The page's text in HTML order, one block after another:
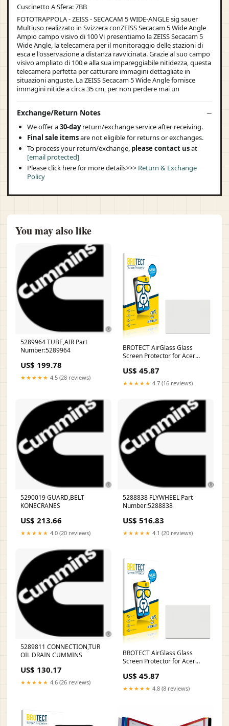
Cuscinetto A Sfera: 7BB
FOTOTRAPPOLA - ZEISS - SECACAM 5 WIDE-ANGLE sig sauer
Multiuso realizzato in Svizzera conZEISS Secacam 5 Wide Angle
Ampio campo visivo di 100 Vi presentiamo la ZEISS Secacam 5
Wide Angle, la telecamera per il monitoraggio delle stazioni di
esca e l'osservazione a distanza ravvicinata. Grazie al suo campo
visivo ampliato di 100 e alla sua impareggiabile nitidezza, questa
telecamera perfetta per catturare immagini dettagliate in
situazioni anguste. La ZEISS Secacam 5 Wide Angle fornisce
immagini nitide a circa 35 cm, per non perdere mai un
Exchange/Return Notes
We offer a30-dayreturn/exchange service after receiving.
Final sale itemsare not eligible for returns or exchanges.
To process your return/exchange, please contact usat
[email protected]
Please click here for more details>>> Return & Exchange
Policy
You may also like
5289964 TUBE,AIR Part
Number:5289964
US$ 199.78
★★★★★ 4.5 (28 reviews)
BROTECT AirGlass Glass
Screen Protector for Acer
US$ 45.87
★★★★★ 4.7 (16 reviews)
5290019 GUARD,BELT
KONECRANES
US$ 213.66
★★★★★ 4.0 (20 reviews)
5288838 FLYWHEEL Part
Number:5288838
US$ 516.83
★★★★★ 4.1 (20 reviews)
5289811 CONNECTION,TUR
OIL DRAIN CUMMINS
US$ 130.17
★★★★★ 4.6 (26 reviews)
BROTECT AirGlass Glass
Screen Protector for Acer
ThinQ
US$ 45.87
★★★★★ 4.8 (8 reviews)